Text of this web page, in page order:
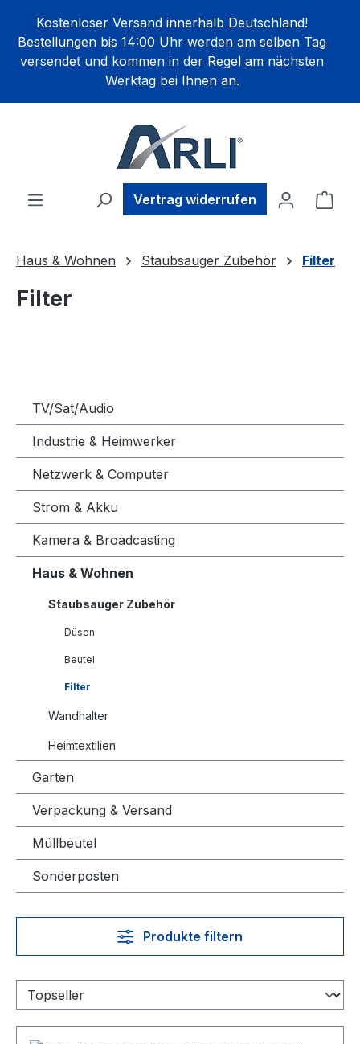
springen
Kostenloser Versand innerhalb Deutschland!
Bestellungen bis 14:00 Uhr werden am selben Tag
versendet und kommen in der Regel am nächsten
Werktag bei Ihnen an.
Vertrag widerrufen
Haus & Wohnen Staubsauger Zubehör Filter
Filter
TV/Sat/Audio
Industrie & Heimwerker
Netzwerk & Computer
Strom & Akku
Kamera & Broadcasting
Haus & Wohnen
Staubsauger Zubehör
Düsen
Beutel
Filter
Wandhalter
Heimtextilien
Garten
Verpackung & Versand
Müllbeutel
Sonderposten
Produkte filtern